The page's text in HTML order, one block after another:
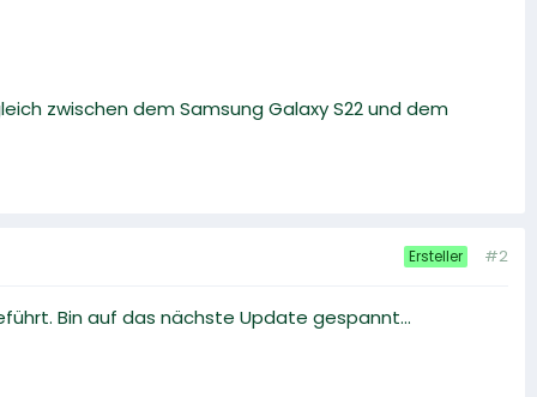
zwischen dem Samsung Galaxy S22 und dem
Ersteller #2
Bin auf das nächste Update gespannt...